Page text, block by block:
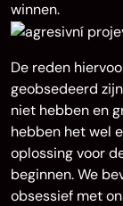
winnen.
De reden
geobsedeerd
niet hebben en
hebben het wel
oplossing voor
beginnen. We
obsessief met